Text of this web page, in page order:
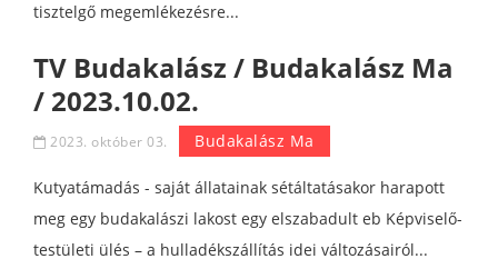
tisztelgő megemlékezésre...
TV Budakalász / Budakalász Ma
/ 2023.10.02.
2023. október 03. Budakalász Ma
Kutyatámadás - saját állatainak sétáltatásakor harapott
meg egy budakalászi lakost egy elszabadult eb Képviselő-
testületi ülés – a hulladékszállítás idei változásairól...